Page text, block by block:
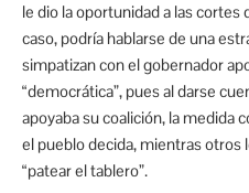
le dio la oportunidad a las
caso, podría hablarse de una
simpatizan con el gobernador
“democrática”, pues al darse
apoyaba su coalición, la medida
el pueblo decida, mientras
“patear el tablero”.